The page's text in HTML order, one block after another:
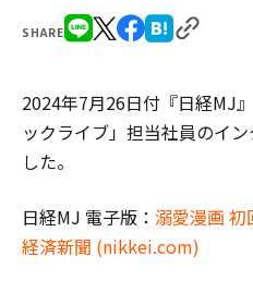
SHARE
2024年7月26日付『日経MJ
ックライブ」担当社員のイ
した。
日経MJ 電子版： 溺愛漫画 初
経済新聞 (nikkei.com)